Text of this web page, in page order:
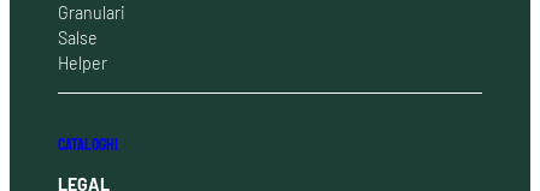
Granulari
Salse
Helper
CATALOGHI
LEGAL